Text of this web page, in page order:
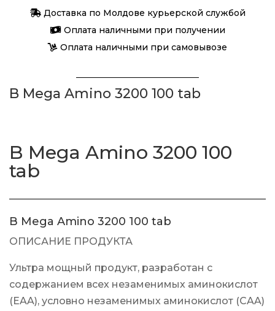
Amino
3200
100
Доставка по Молдове курьерской службой
Оплата наличными при получении
Оплата наличными при самовывозе
B Mega Amino 3200 100 tab
B Mega Amino 3200 100
tab
B Mega Amino 3200 100 tab
ОПИСАНИЕ ПРОДУКТА
Ультра мощный продукт, разработан с
содержанием всех незаменимых аминокислот
(EAA), условно незаменимых аминокислот (CAA)